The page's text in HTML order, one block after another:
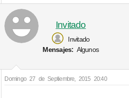
Invitado
Invitado
Mensajes: Algunos
Domingo 27 de Septiembre, 2015 20:40